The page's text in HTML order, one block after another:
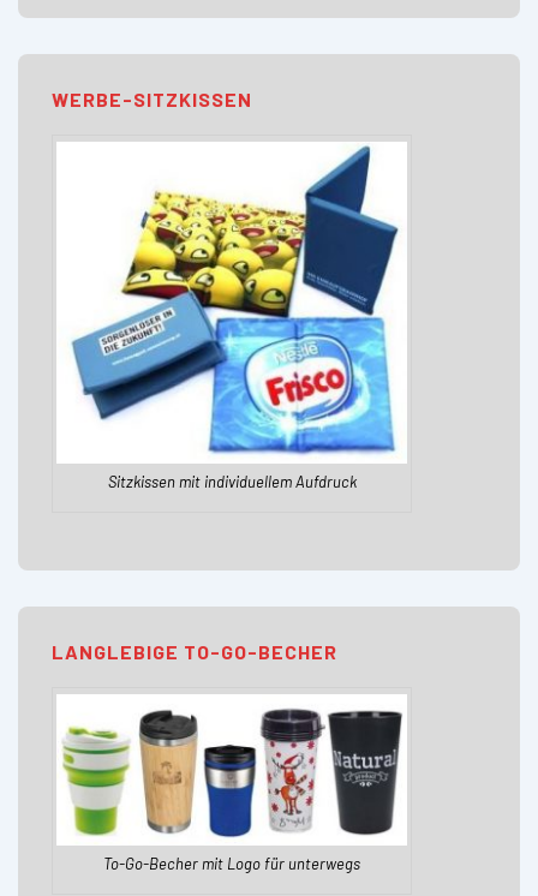
WERBE-SITZKISSEN
Sitzkissen mit individuellem Aufdruck
LANGLEBIGE TO-GO-BECHER
To-Go-Becher mit Logo für unterwegs